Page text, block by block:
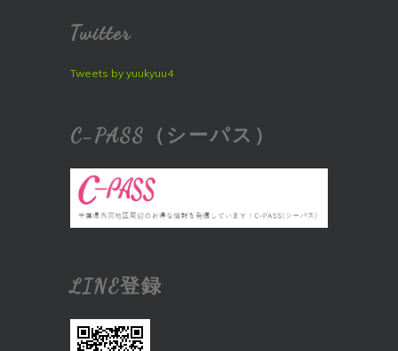
Twitter
Tweets by yuukyuu4
C-PASS（シーパス）
LINE登録